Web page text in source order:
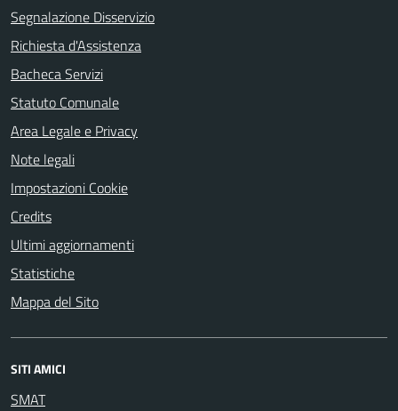
Segnalazione Disservizio
Richiesta d'Assistenza
Bacheca Servizi
Statuto Comunale
Area Legale e Privacy
Note legali
Impostazioni Cookie
Credits
Ultimi aggiornamenti
Statistiche
Mappa del Sito
SITI AMICI
SMAT